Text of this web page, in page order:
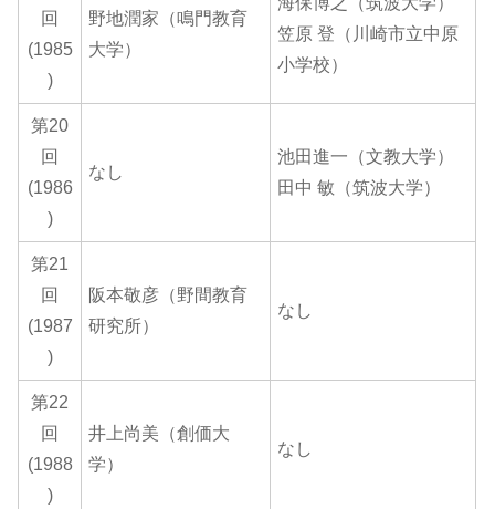
回
(1985
)
野地潤家（鳴門教育
大学）
笠原 登（川崎市立中原
小学校）
第20
回
(1986
)
なし
池田進一（文教大学）
田中 敏（筑波大学）
第21
回
(1987
)
阪本敬彦（野間教育
研究所）
なし
第22
回
(1988
)
井上尚美（創価大
学）
なし